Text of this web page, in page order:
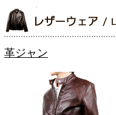
革ジャン